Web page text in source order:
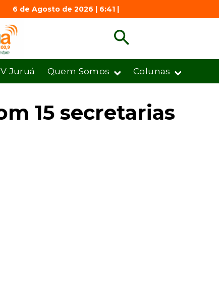
6 de Agosto de 2026 | 6:41 |
Juruá Quem Somos Colunas
15 secretarias